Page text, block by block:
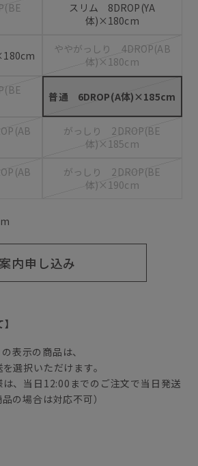
スリム 8DROP(YA
体)×180cm
ややがっしり 4DROP(AB
体)×180cm
普通 6DROP(A体)×185cm
がっしり 2DROP(BE
体)×185cm
がっしり 2DROP(BE
体)×190cm
内申し込み
の表示の商品は、
選択いただけます。
、当日12:00までのご注文で当日発送
の場合は対応不可）